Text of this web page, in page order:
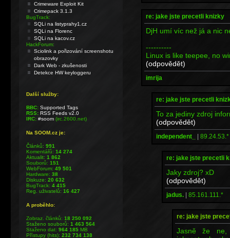
re: jake jste precetli knizky
DjH umí víc než já a nic
----------
Linux is like teepee, no
(odpovědět)
imrija
re: jake jste precetli
To za jediny zdroj
(odpovědět)
independent_ | 89.24.53.*
re: jake jste precetli
Jaky zdroj? xD
(odpovědět)
jadus. | 85.161.111.*
re: jake jste
Jasně že ne,
Crimeware Exploit Kit
Crimepack 3.1.3
BugTrack:
SQLi na listyprahy1.cz
SQLi na Florenc
SQLi na kacov.cz
HackForum:
Sciolink a pořizování screenshotu
obrazovky
Dark Web - zkušenosti
Detekce HW keyloggeru
Další služby:
BBC: Supported Tags
RSS: RSS Feeds v2.0
IRC: #soom(irc.2600.net)
Na SOOM.cz je:
Článků:991
Komentářů:14 274
Aktualit:1 862
Souborů:151
WebForum:49 501
Hardware:38
Diskuze:20 632
BugTrack:4 415
Reg. uživatelů:16 427
A proběhlo:
Zobraz. článků:18 250 092
Staženo souborů:1 463 564
Staženo dat:964 185MB
Přístupy (hits):232 734 138